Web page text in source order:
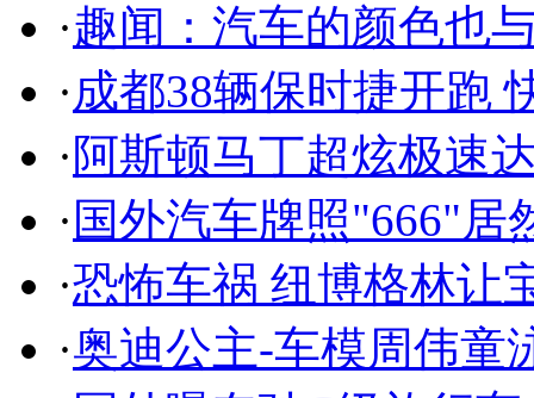
·趣闻：汽车的颜色也
·成都38辆保时捷开跑
·阿斯顿马丁超炫极速
· 国外汽车牌照"666"居
·恐怖车祸 纽博格林让
·奥迪公主-车模周伟童